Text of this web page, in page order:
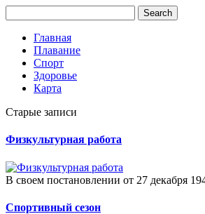
Главная
Плавание
Спорт
Здоровье
Карта
Старые записи
Физкультурная работа
В своем постановлении от 27 декабря
Спортивный сезон